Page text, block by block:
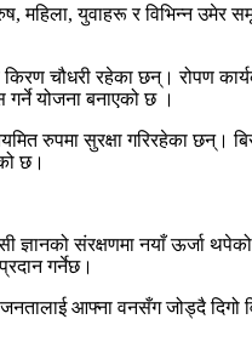
महिला, युवाहरू र विभिन्न
चौधरी रहेका छन्। रोपण
योजना बनाएको छ ।
सुरक्षा गरिरहेका छन्।
छ।
संरक्षणमा नयाँ ऊर्जा
गर्नेछ।
आफ्ना वनसँग जोड्दै दिगो